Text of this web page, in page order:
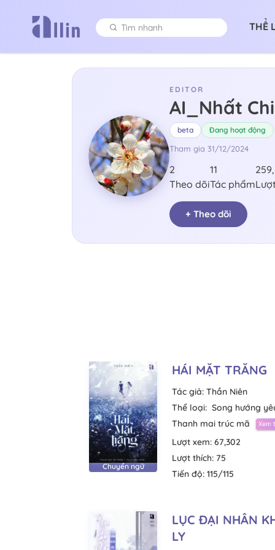
THỂ
EDITOR
AI_Nhất
beta Đang hoạt động
Tham gia 31/12/2024
2
Theo dõi
11
Tác phẩm
+ Theo dõi
Chuyển ngữ
HÁI MẶT TRĂNG
Tác giả: Thần Niên
Thể loại: Song hướng
Thanh mai trúc mã
Lượt xem: 67,302
Lượt thích: 75
Tiến độ: 115/115
LỤC ĐẠI NHÂN
LY